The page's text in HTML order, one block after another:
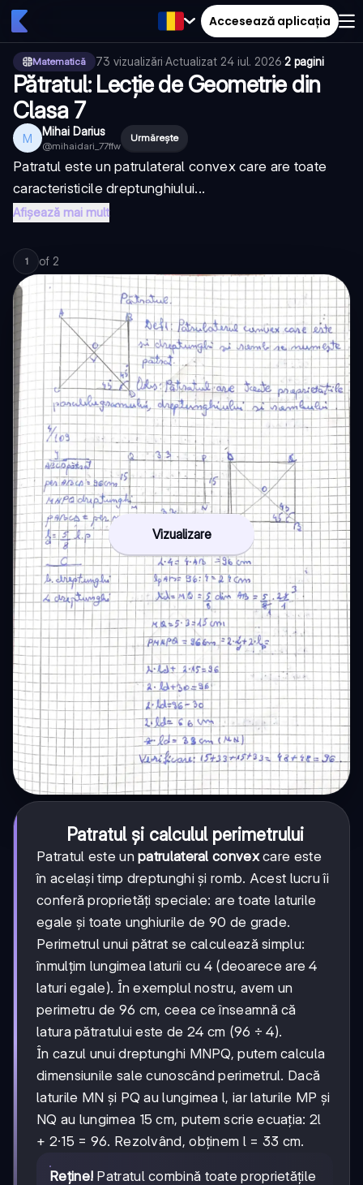
Accesează aplicația
Matematică 73 vizualizări·Actualizat 24 iul. 2026·2 pagini
Pătratul: Lecție de Geometrie din
Clasa 7
M Mihai Darius
@mihaidari_77ffw
Urmărește
Patratul este un patrulateral convex care are toate
caracteristicile dreptunghiului...
Afișează mai mult
1 of 2
Vizualizare
Patratul și calculul perimetrului
Patratul este unpatrulateral convexcare este
în același timp dreptunghi și romb. Acest lucru îi
conferă proprietăți speciale: are toate laturile
egale și toate unghiurile de 90 de grade.
Perimetrul unui pătrat se calculează simplu:
înmulțim lungimea laturii cu 4 (deoarece are 4
laturi egale). În exemplul nostru, avem un
perimetru de 96 cm, ceea ce înseamnă că
latura pătratului este de 24 cm (96 ÷ 4).
În cazul unui dreptunghi MNPQ, putem calcula
dimensiunile sale cunoscând perimetrul. Dacă
laturile MN și PQ au lungimea l, iar laturile MP și
NQ au lungimea 15 cm, putem scrie ecuația: 2l
+ 2·15 = 96. Rezolvând, obținem l = 33 cm.
Reține! Patratul combină toate proprietățile